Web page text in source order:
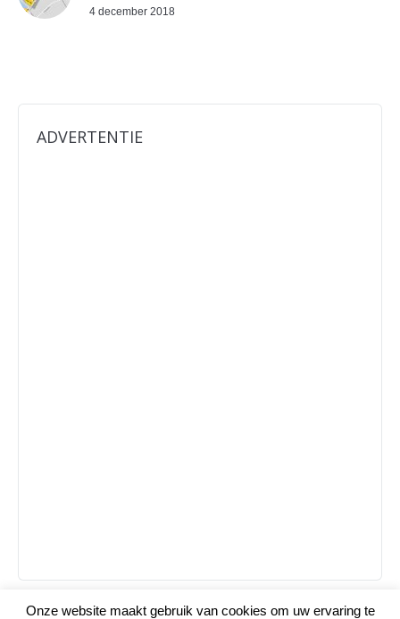
4 december 2018
ADVERTENTIE
Onze website maakt gebruik van cookies om uw ervaring te